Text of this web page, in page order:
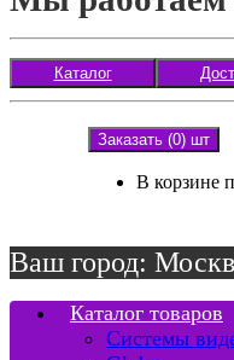
Каталог
Заказать (0) шт
В корзине
Ваш город:
Каталог товаров
Системы